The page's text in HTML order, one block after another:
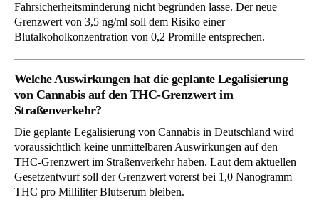
Fahrsicherheitsminderung nicht begründen lasse. Der neue
Grenzwert von 3,5 ng/ml soll dem Risiko einer
Blutalkoholkonzentration von 0,2 Promille entsprechen.
Welche Auswirkungen hat die geplante Legalisierung
von Cannabis auf den THC-Grenzwert im
Straßenverkehr?
Die geplante Legalisierung von Cannabis in Deutschland wird
voraussichtlich keine unmittelbaren Auswirkungen auf den
THC-Grenzwert im Straßenverkehr haben. Laut dem aktuellen
Gesetzentwurf soll der Grenzwert vorerst bei 1,0 Nanogramm
THC pro Milliliter Blutserum bleiben.